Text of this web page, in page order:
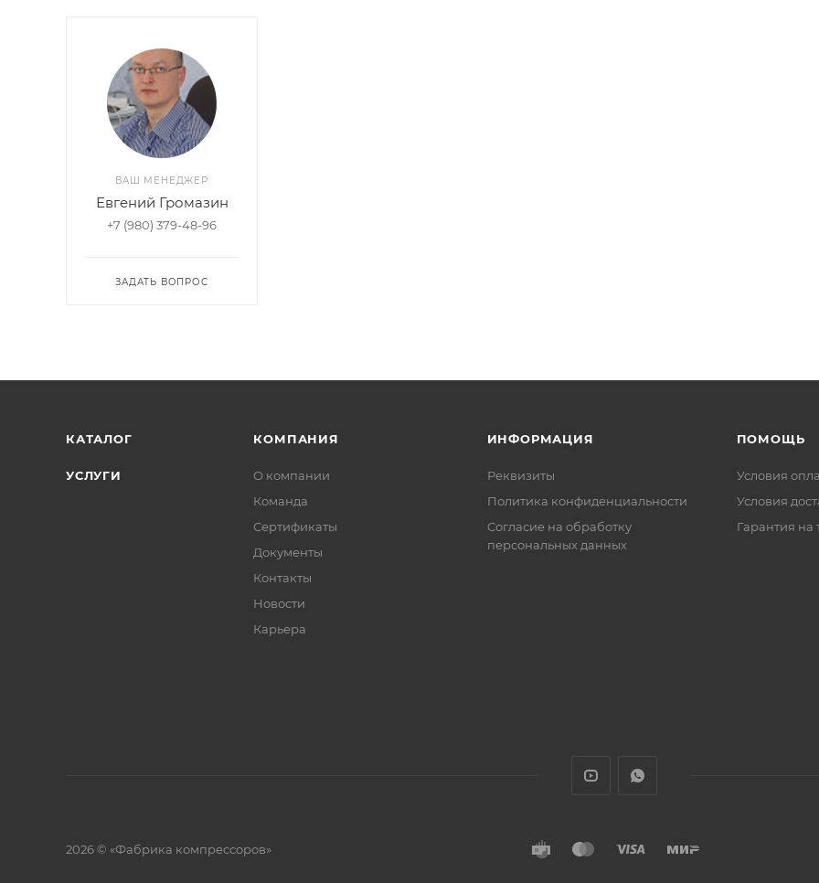
ВАШ МЕНЕДЖЕР
Евгений Громазин
+7 (980) 379-48-96
ЗАДАТЬ ВОПРОС
КАТАЛОГ
УСЛУГИ
КОМПАНИЯ
О компании
Команда
Сертификаты
Документы
Контакты
Новости
Карьера
ИНФОРМАЦИЯ
Реквизиты
Политика конфиденциальности
Cогласие на обработку
персональных данных
ПОМОЩЬ
Условия
Условия
Гарантия на
2026 © «Фабрика компрессоров»